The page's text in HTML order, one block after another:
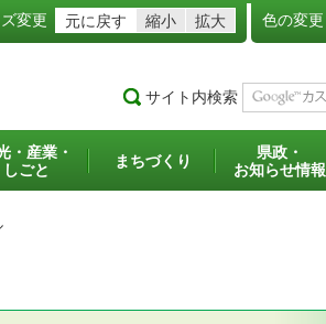
変更 元に戻す 縮小 拡大 色の変更
サイト内検索
・産業・
しごと
まちづくり
県政・
お知らせ情報